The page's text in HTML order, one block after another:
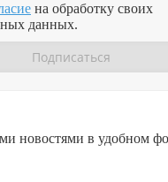
на обработку своих
данных.
новостями в удобном